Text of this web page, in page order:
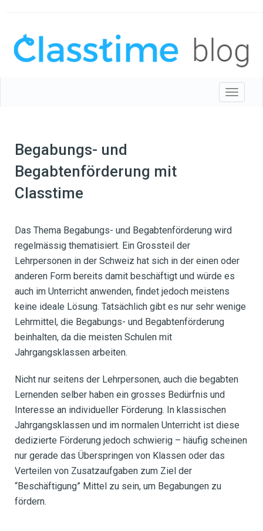
Toggle
Begabungs- und
Begabtenförderung mit
Classtime
Das Thema Begabungs- und Begabtenförderung wird
regelmässig thematisiert. Ein Grossteil der
Lehrpersonen in der Schweiz hat sich in der einen oder
anderen Form bereits damit beschäftigt und würde es
auch im Unterricht anwenden, findet jedoch meistens
keine ideale Lösung. Tatsächlich gibt es nur sehr wenige
Lehrmittel, die Begabungs- und Begabtenförderung
beinhalten, da die meisten Schulen mit
Jahrgangsklassen arbeiten.
Nicht nur seitens der Lehrpersonen, auch die begabten
Lernenden selber haben ein grosses Bedürfnis und
Interesse an individueller Förderung. In klassischen
Jahrgangsklassen und im normalen Unterricht ist diese
dedizierte Förderung jedoch schwierig – häufig scheinen
nur gerade das Überspringen von Klassen oder das
Verteilen von Zusatzaufgaben zum Ziel der
“Beschäftigung” Mittel zu sein, um Begabungen zu
fördern.